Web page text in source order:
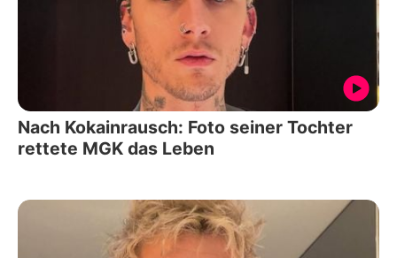
Nach Kokainrausch: Foto seiner Tochter
rettete MGK das Leben